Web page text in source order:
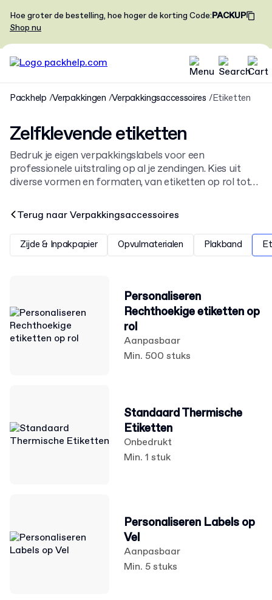
Hoe groter de bestelling, hoe hoger de korting Code:PACKUP
Shop nu
Packhelp Verpakkingen Verpakkingsaccessoires Etiketten
Zelfklevende etiketten
Bedruk je eigen verpakkingslabels voor een
professionele uitstraling op al je zendingen. Kies uit
diverse vormen en formaten, van etiketten op rol tot
onze
verpakkingsaccessoires
en maken je merk direct
herkenbaar.
Terug naarVerpakkingsaccessoires
Zijde & Inpakpapier Opvulmaterialen Plakband
Personaliseren
Rechthoekige etiketten op
rol
Aanpasbaar
Min. 500 stuks
Standaard Thermische
Etiketten
Onbedrukt
Min. 1 stuk
Personaliseren Labels op
Vel
Aanpasbaar
Min. 5 stuks